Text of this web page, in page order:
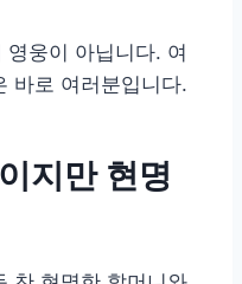
웅이 아닙니다. 여
바로 여러분입니다.
지만 현명